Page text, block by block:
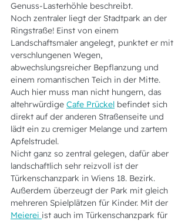
Genuss-Lasterhöhle beschreibt.
Noch zentraler liegt der Stadtpark an der
Ringstraße! Einst von einem
Landschaftsmaler angelegt, punktet er mit
verschlungenen Wegen,
abwechslungsreicher Bepflanzung und
einem romantischen Teich in der Mitte.
Auch hier muss man nicht hungern, das
altehrwürdige Cafe Prückel befindet sich
direkt auf der anderen Straßenseite und
lädt ein zu cremiger Melange und zartem
Apfelstrudel.
Nicht ganz so zentral gelegen, dafür aber
landschaftlich sehr reizvoll ist der
Türkenschanzpark in Wiens 18. Bezirk.
Außerdem überzeugt der Park mit gleich
mehreren Spielplätzen für Kinder. Mit der
Meierei ist auch im Türkenschanzpark für